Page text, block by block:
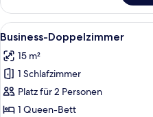
Doppelzimmer
Alle
Fotos
für
Business-
Doppelzimmer
anzeigen
4
Business-Doppelzimmer
15 m²
1 Schlafzimmer
Platz für 2 Personen
1 Queen-Bett